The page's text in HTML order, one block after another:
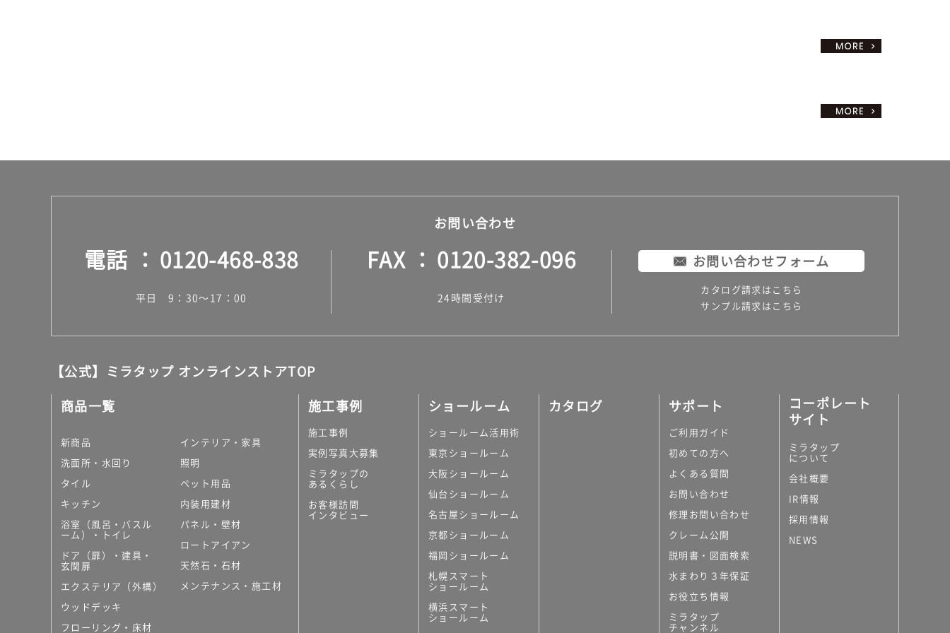
お問い合わせ
電話 0120-468-838
平日 9：30～17：00
FAX 0120-382-096
24時間受付け
お問い合わせフォーム
カタログ請求はこちら
サンプル請求はこちら
【公式】ミラタップ オンラインストアTOP
商品一覧
新商品
洗面所・水回り
タイル
キッチン
浴室（風呂・バスル
ーム）・トイレ
ドア（扉）・建具・
玄関扉
エクステリア（外構）
ウッドデッキ
フローリング・床材
インテリア・家具
照明
ペット用品
内装用建材
パネル・壁材
ロートアイアン
天然石・石材
メンテナンス・施工材
施工事例
施工事例
実例写真大募集
ミラタップの
あるくらし
お客様訪問
インタビュー
ショールーム
ショールーム活用術
東京ショールーム
大阪ショールーム
仙台ショールーム
名古屋ショールーム
京都ショールーム
福岡ショールーム
札幌スマート
ショールーム
横浜スマート
ショールーム
カタログ サポート
ご利用ガイド
初めての方へ
よくある質問
お問い合わせ
修理お問い合わせ
クレーム公開
説明書・図面検索
水まわり３年保証
お役立ち情報
ミラタップ
チャンネル
コーポレート
サイト
ミラタップ
について
会社概要
IR情報
採用情報
NEWS